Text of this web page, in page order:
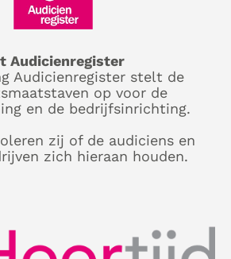
Audicienregister
Audicienregister stelt de
op voor de
en de bedrijfsinrichting.
zij of de audiciens en
zich hieraan houden.